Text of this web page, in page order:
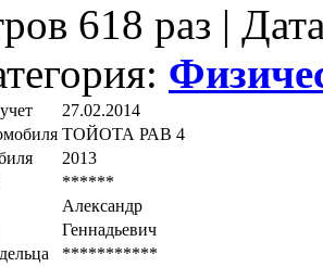
618 раз |
27.02.2014
ТОЙОТА РАВ 4
2013
******
Александр
Геннадьевич
***********